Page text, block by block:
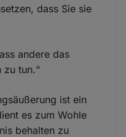
dass Sie sie
andere das
zu tun.“
ist ein
es zum Wohle
behalten zu